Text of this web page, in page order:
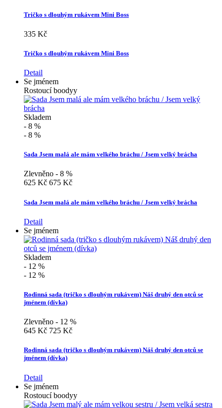
Tričko s dlouhým rukávem Mini Boss
335 Kč
Tričko s dlouhým rukávem Mini Boss
Detail
Se jménem
Rostoucí boodyy
Skladem
- 8 %
- 8 %
Sada Jsem malá ale mám velkého bráchu / Jsem velký brácha
Zlevněno - 8 %
625 Kč 675 Kč
Sada Jsem malá ale mám velkého bráchu / Jsem velký brácha
Detail
Se jménem
Skladem
- 12 %
- 12 %
Rodinná sada (tričko s dlouhým rukávem) Náš druhý den otců se
jménem (dívka)
Zlevněno - 12 %
645 Kč 725 Kč
Rodinná sada (tričko s dlouhým rukávem) Náš druhý den otců se
jménem (dívka)
Detail
Se jménem
Rostoucí boodyy